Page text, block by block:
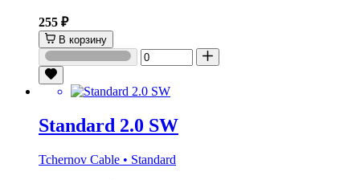
255 ₽
В корзину
Standard 2.0 SW
Tchernov Cable • Standard